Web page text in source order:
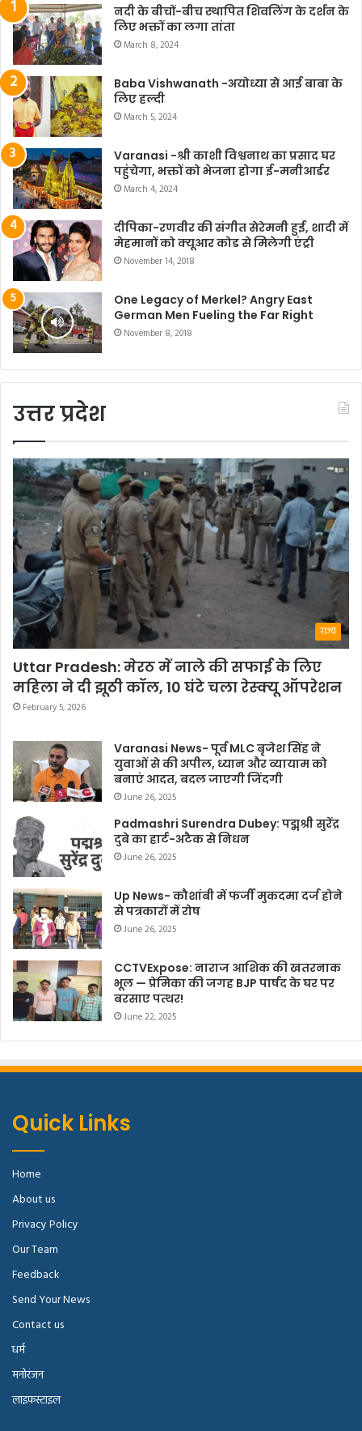
नदी के बीचों-बीच स्थापित शिवलिंग के दर्शन के
लिए भक्तों का लगा तांता
March 8, 2024
Baba Vishwanath -अयोध्या से आई बाबा के
लिए हल्दी
March 5, 2024
Varanasi -श्री काशी विश्वनाथ का प्रसाद घर
पहुंचेगा, भक्तों को भेजना होगा ई-मनीआर्डर
March 4, 2024
दीपिका-रणवीर की संगीत सेरेमनी हुई, शादी में
मेहमानों को क्यूआर कोड से मिलेगी एंट्री
November 14, 2018
One Legacy of Merkel? Angry East
German Men Fueling the Far Right
November 8, 2018
उत्तर प्रदेश
राज्य
Uttar Pradesh: मेरठ में नाले की सफाई के लिए
महिला ने दी झूठी कॉल, 10 घंटे चला रेस्क्यू ऑपरेशन
February 5, 2026
Varanasi News- पूर्व MLC बृजेश सिंह ने
युवाओं से की अपील, ध्यान और व्यायाम को
बनाएं आदत, बदल जाएगी जिंदगी
June 26, 2025
Padmashri Surendra Dubey: पद्मश्री सुरेंद्र
दुबे का हार्ट-अटैक से निधन
June 26, 2025
Up News- कौशांबी में फर्जी मुकदमा दर्ज होने
से पत्रकारों में रोष
June 26, 2025
CCTVExpose: नाराज आशिक की खतरनाक
भूल — प्रेमिका की जगह BJP पार्षद के घर पर
बरसाए पत्थर!
June 22, 2025
Quick Links
Home
About us
Privacy Policy
Our Team
Feedback
Send Your News
Contact us
धर्म
मनोरंजन
लाइफस्टाइल